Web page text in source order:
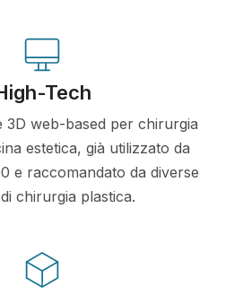
Tech
3D web-based per chirurgia
estetica, già utilizzato da
e raccomandato da diverse
chirurgia plastica.